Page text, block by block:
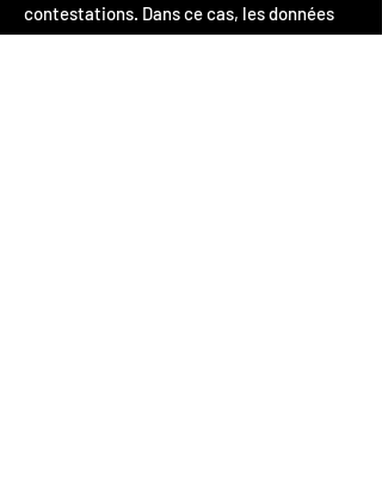
contestations. Dans ce cas, les données